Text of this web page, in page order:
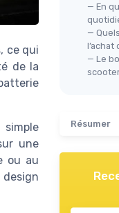
ce qui
de la
une
ou au
design
— En
—
l’achat
— Le
Résumer